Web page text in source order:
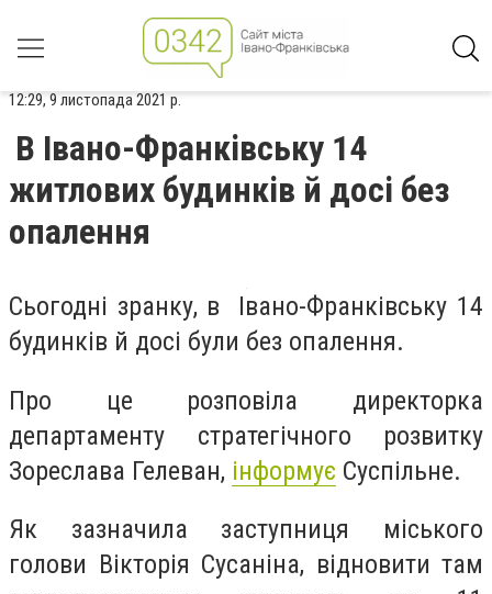
12:29, 9 листопада 2021 р.
В Івано-Франківську 14
житлових будинків й досі без
опалення
Сьогодні зранку, в Івано-Франківську 14
будинків й досі були без опалення.
Про це розповіла директорка
департаменту стратегічного розвитку
Зореслава Гелеван, інформує Суспільне.
Як зазначила заступниця міського
голови Вікторія Сусаніна, відновити там